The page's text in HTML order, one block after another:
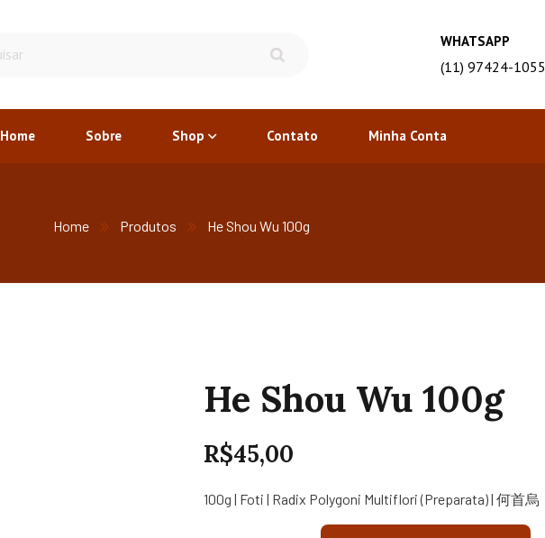
WHATSAPP
(11) 97424-1055
Home Sobre Shop Contato Minha Conta
Home Produtos He Shou Wu 100g
He Shou Wu 100g
R$45,00
100g | Foti | Radix Polygoni Multiflori (Preparata) | 何首烏